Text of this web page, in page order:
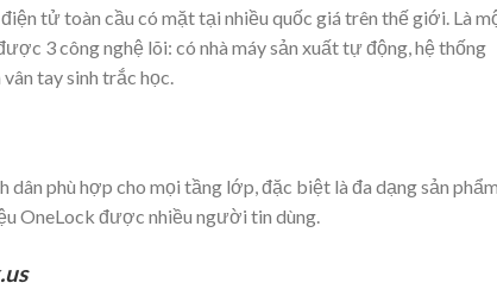
tử toàn cầu có mặt tại nhiều quốc giá trên thế giới. Là
3 công nghệ lõi: có nhà máy sản xuất tự động, hệ thống
tay sinh trắc học.
phù hợp cho mọi tầng lớp, đặc biệt là đa dạng sản
OneLock được nhiều người tin dùng.